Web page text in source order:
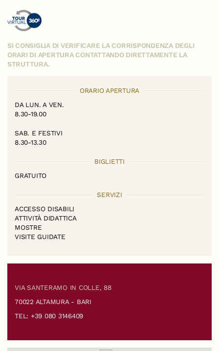
SI CONSIGLIA DI VERIFICARE LA CORRISPONDENZA DEGLI
ORARI DI APERTURA CONTATTANDO DIRETTAMENTE LA
STRUTTURA.
ORARIO APERTURA
DA LUN. A VEN.
8.30-19.00
SAB. E FESTIVI
8.30-13.30
BIGLIETTI
GRATUITO
SERVIZI
ACCESSO DISABILI
ATTIVITÀ DIDATTICA
MOSTRE
VISITE GUIDATE
VIA SANTERAMO IN COLLE, 88
70022 ALTAMURA - BARI
TEL: +39 080 3146409